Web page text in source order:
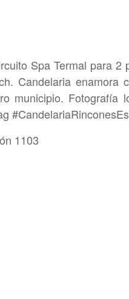
Spa Termal para 2
Candelaria enamora
municipio. Fotografía
1103